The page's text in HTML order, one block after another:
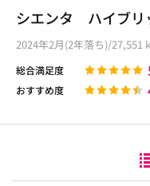
シエンタ ハイブリ
2024年2月(2年落ち)/
総合満足度
おすすめ度